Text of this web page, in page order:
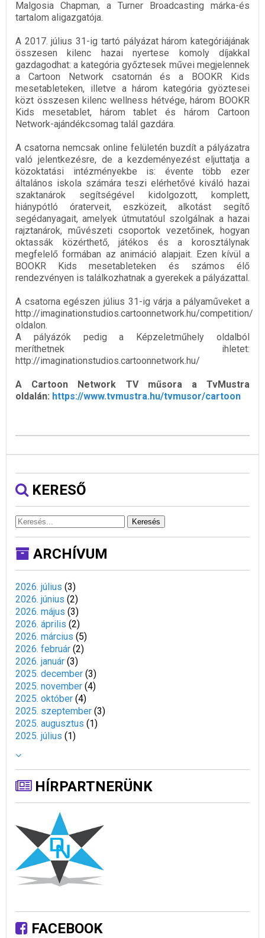
Malgosia Chapman, a Turner Broadcasting márka-és
tartalom aligazgatója.
A 2017. július 31-ig tartó pályázat három kategóriájának
összesen kilenc hazai nyertese komoly díjakkal
gazdagodhat: a kategória győztesek művei megjelennek
a Cartoon Network csatornán és a BOOKR Kids
mesetableteken, illetve a három kategória gyöztesei
közt összesen kilenc wellness hétvége, három BOOKR
Kids mesetablet, három tablet és három Cartoon
Network-ajándékcsomag talál gazdára.
A csatorna nemcsak online felületén buzdít a pályázatra
való jelentkezésre, de a kezdeményezést eljuttatja a
közoktatási intézményekbe is: évente több ezer
általános iskola számára teszi elérhetővé kiváló hazai
szaktanárok segítségével kidolgozott, komplett,
hiánypótló óraterveit, eszközeit, alkotást segítő
segédanyagait, amelyek útmutatóul szolgálnak a hazai
rajztanárok, művészeti csoportok vezetőinek, hogyan
oktassák közérthető, játékos és a korosztálynak
megfelelő formában az animáció alapjait. Ezen kívül a
BOOKR Kids mesetableteken és számos élő
rendezvényen is találkozhatnak a gyerekek a pályázattal.
A csatorna egészen július 31-ig várja a pályaműveket a
http://imaginationstudios.cartoonnetwork.hu/competition/
oldalon.
A pályázók pedig a Képzeletműhely oldalból
meríthetnek ihletet:
http://imaginationstudios.cartoonnetwork.hu/
A Cartoon Network TV műsora a TvMustra
oldalán: https://www.tvmustra.hu/tvmusor/cartoon
KERESŐ
Keresés
ARCHÍVUM
2026. július (3)
2026. június (2)
2026. május (3)
2026. április (2)
2026. március (5)
2026. február (2)
2026. január (3)
2025. december (3)
2025. november (4)
2025. október (4)
2025. szeptember (3)
2025. augusztus (1)
2025. július (1)
HÍRPARTNERÜNK
FACEBOOK